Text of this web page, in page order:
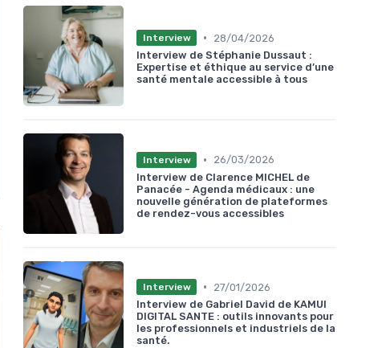
Interview •
28/04/2026
Interview de Stéphanie Dussaut :
Expertise et éthique au service d’une
santé mentale accessible à tous
Interview •
26/03/2026
Interview de Clarence MICHEL de
Panacée - Agenda médicaux : une
nouvelle génération de plateformes
de rendez-vous accessibles
Interview •
27/01/2026
Interview de Gabriel David de KAMUI
DIGITAL SANTE : outils innovants pour
les professionnels et industriels de la
santé.